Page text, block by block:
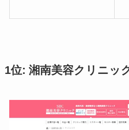
1位: 湘南美容クリニッ